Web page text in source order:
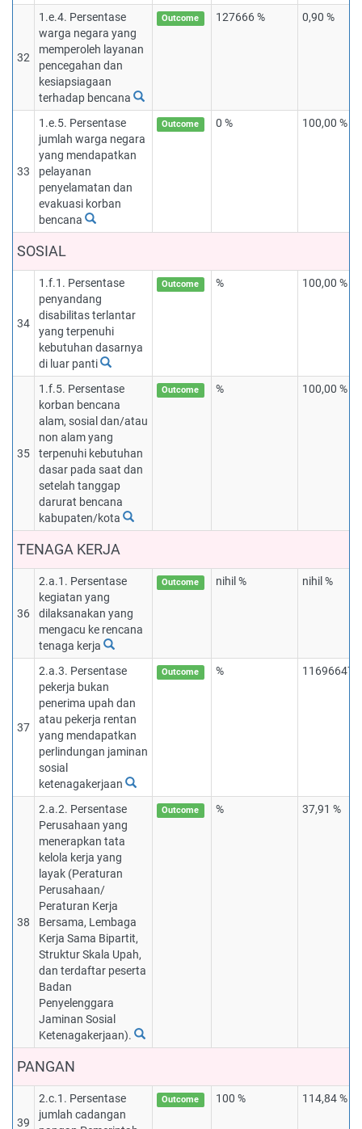
32
1.e.4. Persentase
warga negara yang
memperoleh layanan
pencegahan dan
kesiapsiagaan
terhadap bencana
Outcome 127666 % 0,90 %
33
1.e.5. Persentase
jumlah warga negara
yang mendapatkan
pelayanan
penyelamatan dan
evakuasi korban
bencana
Outcome 0 % 100,00 %
SOSIAL
34
1.f.1. Persentase
penyandang
disabilitas terlantar
yang terpenuhi
kebutuhan dasarnya
di luar panti
Outcome % 100,00 %
35
1.f.5. Persentase
korban bencana
alam, sosial dan/atau
non alam yang
terpenuhi kebutuhan
dasar pada saat dan
setelah tanggap
darurat bencana
kabupaten/kota
Outcome % 100,00 %
TENAGA KERJA
36
2.a.1. Persentase
kegiatan yang
dilaksanakan yang
mengacu ke rencana
tenaga kerja
Outcome nihil % nihil %
37
2.a.3. Persentase
pekerja bukan
penerima upah dan
atau pekerja rentan
yang mendapatkan
perlindungan jaminan
sosial
ketenagakerjaan
Outcome %
38
2.a.2. Persentase
Perusahaan yang
menerapkan tata
kelola kerja yang
layak (Peraturan
Perusahaan/
Peraturan Kerja
Bersama, Lembaga
Kerja Sama Bipartit,
Struktur Skala Upah,
dan terdaftar peserta
Badan
Penyelenggara
Jaminan Sosial
Ketenagakerjaan).
Outcome % 37,91 %
PANGAN
39
2.c.1. Persentase
jumlah cadangan
Outcome 100 % 114,84 %